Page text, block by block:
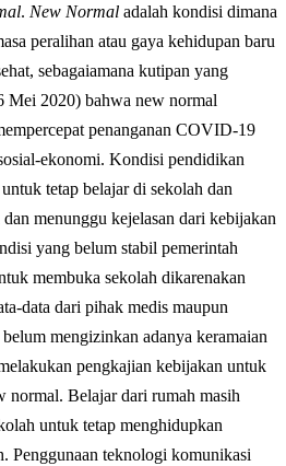
. New Normal adalah kondisi dimana
peralihan atau gaya kehidupan baru
sebagaiamana kutipan yang
Mei 2020) bahwa new normal
penanganan COVID-19
ekonomi. Kondisi pendidikan
tetap belajar di sekolah dan
menunggu kejelasan dari kebijakan
yang belum stabil pemerintah
membuka sekolah dikarenakan
data dari pihak medis maupun
mengizinkan adanya keramaian
pengkajian kebijakan untuk
normal. Belajar dari rumah masih
untuk tetap menghidupkan
Penggunaan teknologi komunikasi